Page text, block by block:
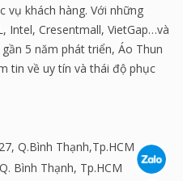
vụ khách hàng. Với những
Intel, Cresentmall, VietGap…và
5 năm phát triển, Áo Thun
tin về uy tín và thái độ phục
Q.Bình Thạnh,Tp.HCM
Bình Thạnh, Tp.HCM